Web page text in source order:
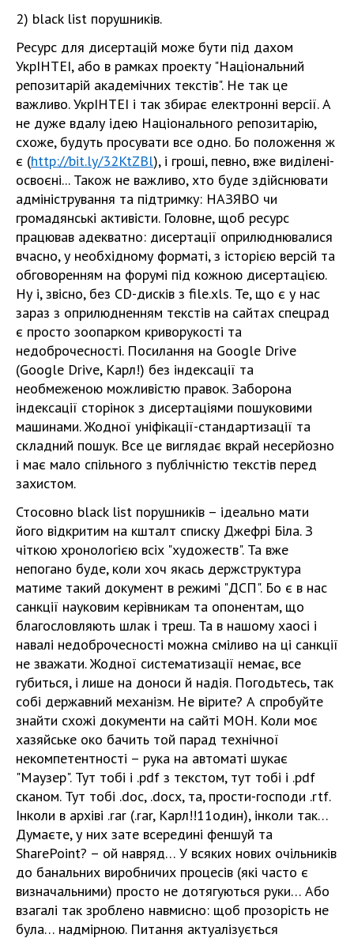
2) black list порушників.
Ресурс для дисертацій може бути під дахом
УкрІНТЕІ, або в рамках проекту "Національний
репозитарій академічних текстів". Не так це
важливо. УкрІНТЕІ і так збирає електронні версії. А
не дуже вдалу ідею Національного репозитарію,
схоже, будуть просувати все одно. Бо положення ж
є (http://bit.ly/32KtZBl), і гроші, певно, вже виділені-
освоєні... Також не важливо, хто буде здійснювати
адміністрування та підтримку: НАЗЯВО чи
громадянські активісти. Головне, щоб ресурс
працював адекватно: дисертації оприлюднювалися
вчасно, у необхідному форматі, з історією версій та
обговоренням на форумі під кожною дисертацією.
Ну і, звісно, без CD-дисків з file.xls. Те, що є у нас
зараз з оприлюдненням текстів на сайтах спецрад
є просто зоопарком криворукості та
недоброчесності. Посилання на Google Drive
(Google Drive, Карл!) без індексації та
необмеженою можливістю правок. Заборона
індексації сторінок з дисертаціями пошуковими
машинами. Жодної уніфікації-стандартизації та
складний пошук. Все це виглядає вкрай несерйозно
і має мало спільного з публічністю текстів перед
захистом.
Стосовно black list порушників – ідеально мати
його відкритим на кшталт списку Джефрі Біла. З
чіткою хронологією всіх "художеств". Та вже
непогано буде, коли хоч якась держструктура
матиме такий документ в режимі "ДСП". Бо є в нас
санкції науковим керівникам та опонентам, що
благословляють шлак і треш. Та в нашому хаосі і
навалі недоброчесності можна сміливо на ці санкції
не зважати. Жодної систематизації немає, все
губиться, і лише на доноси й надія. Погодьтесь, так
собі державний механізм. Не вірите? А спробуйте
знайти схожі документи на сайті МОН. Коли моє
хазяйське око бачить той парад технічної
некомпетентності – рука на автоматі шукає
"Маузер". Тут тобі і .pdf з текстом, тут тобі і .pdf
сканом. Тут тобі .doc, .docx, та, прости-господи .rtf.
Інколи в архіві .rar (.rar, Карл!!11один), інколи так…
Думаєте, у них зате всередині феншуй та
SharePoint? – ой навряд… У всяких нових очільників
до банальних виробничих процесів (які часто є
визначальними) просто не дотягуються руки… Або
взагалі так зроблено навмисно: щоб прозорість не
була… надмірною. Питання актуалізується